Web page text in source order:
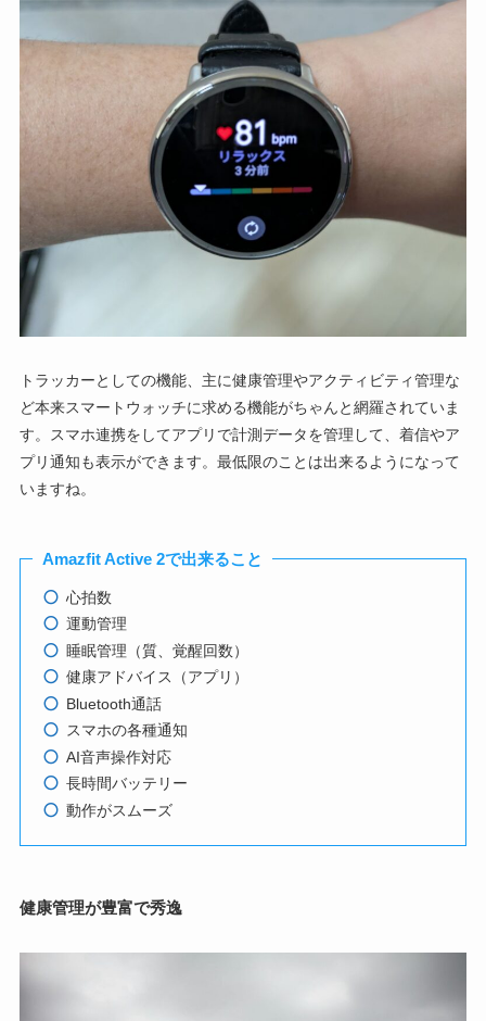
トラッカーとしての機能、主に健康管理やアクティビティ管理な
ど本来スマートウォッチに求める機能がちゃんと網羅されていま
す。スマホ連携をしてアプリで計測データを管理して、着信やア
プリ通知も表示ができます。最低限のことは出来るようになって
いますね。
Amazfit Active 2で出来ること
心拍数
運動管理
睡眠管理（質、覚醒回数）
健康アドバイス（アプリ）
Bluetooth通話
スマホの各種通知
AI音声操作対応
長時間バッテリー
動作がスムーズ
健康管理が豊富で秀逸